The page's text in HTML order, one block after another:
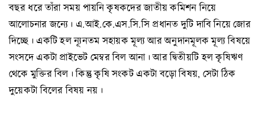
বছর ধরে তাঁরা সময় পায়নি কৃষকদের জাতীয় কমিশন নিয়ে
আলোচনার জন্যে। এ.আই.কে.এস.সি.সি প্রধানত দুটি দাবি নিয়ে জোর
দিচ্ছে। একটি হল ন্যূনতম সহায়ক মূল্য আর অনুদানমূলক মূল্য বিষয়ে
সংসদে একটা প্রাইভেট মেম্বর বিল আনা। আর দ্বিতীয়টি হল কৃষিঋণ
থেকে মুক্তির বিল। কিন্তু কৃষি সংকট একটা বড়ো বিষয়, সেটা ঠিক
দুয়েকটা বিলের বিষয় নয়।